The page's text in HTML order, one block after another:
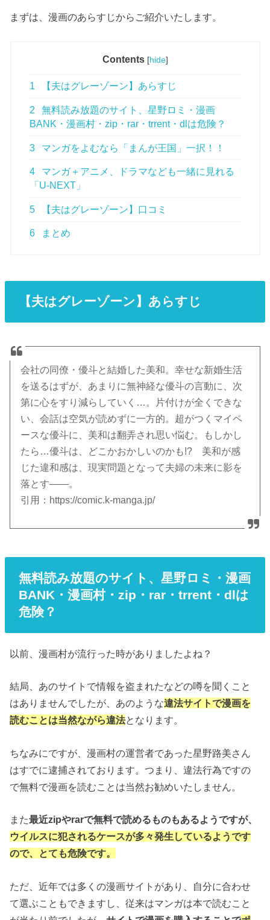
まずは、漫画のあらすじからご紹介いたします。
Contents [hide]
1 【夫はグレーゾーン】あらすじ
2
無料読み放題のサイト、星野ロミ・漫画
BANK・漫画村・zip・rar・trrent・dlは危険？
3 マンガをよむなら「まんが王国」一択！！
4
マンガ＋アニメ、ドラマなども一緒に見れる
「U-NEXT」
5 【夫はグレーゾーン】口コミ
6 まとめ
【夫はグレーゾーン】あらすじ
会社の同僚・優斗と結婚した美和。幸せな新婚生活
を送るはずが、あまりに無神経な優斗の言動に、次
第に心をすり減らしていく…。片付けが全くできな
い、会話は空気が読めずに一方的。超がつくマイペ
ースな優斗に、美和は翻弄され思い悩む。もしかし
たら…優斗は、どこかおかしいのかも!? 美和が感
じた違和感は、現実問題となって夫婦の未来に影を
落とす――。
引用：https://comic.k-manga.jp/
無料読み放題のサイト、星野ロミ・漫画
BANK・漫画村・zip・rar・trrent・dlは
危険？
以前、漫画村が流行った時がありましたよね？
結局、あのサイトで情報を盗まれたなどの噂を聞くこと
はありませんでしたが、あのような違法サイトで漫画を
読むことは当然ながら違法となります。
ちなみにですが、漫画村の運営者であった星野路美さん
はすでに逮捕されております。つまり、違法行為ですの
で無料で漫画を読むことは当然お勧めいたしません。
また最近zipやrarで無料で読めるものもあるようですが、
ウイルスに犯されるケースが多々発生しているようです
ので、とても危険です。
ただ、近年では多くの漫画サイトがあり、自分に合わせ
て選ぶこともできますし、従来はマンガは本で読むこと